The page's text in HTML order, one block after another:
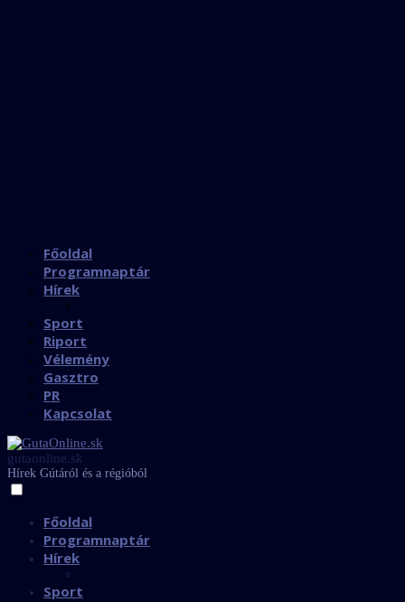
Főoldal
Programnaptár
Hírek
Sport
Riport
Vélemény
Gasztro
PR
Kapcsolat
gutaonline.sk
Hírek Gútáról és a régióból
Főoldal
Programnaptár
Hírek
Sport